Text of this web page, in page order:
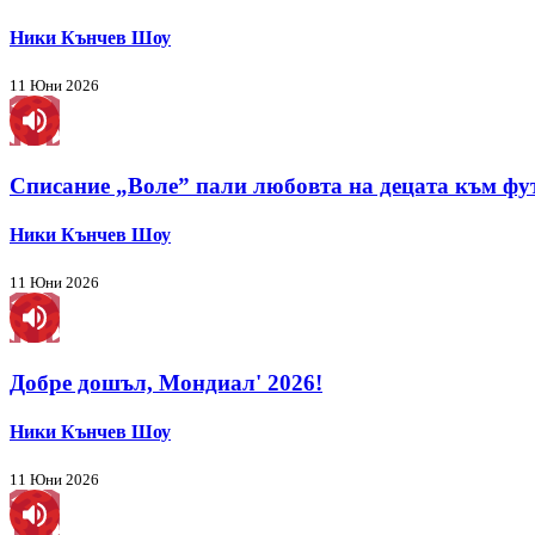
Ники Кънчев Шоу
11 Юни 2026
Списание „Воле” пали любовта на децата към
Ники Кънчев Шоу
11 Юни 2026
Добре дошъл, Мондиал' 2026!
Ники Кънчев Шоу
11 Юни 2026